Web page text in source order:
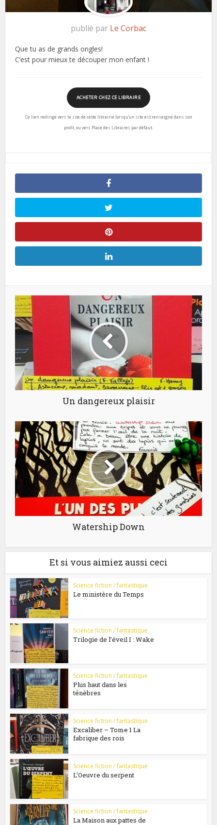
publié par Le Corbac
Que tu as de grands ongles!
C’est pour mieux te découper mon enfant !
ACHETER CHEZ CE LIBRAIRE
Ce lien redirige vers le site de cette librairie lorsqu’un site est renseigné dans son
profil, ou vers Place des Libraires par défaut.
Un dangereux plaisir
Watership Down
Et si vous aimiez aussi ceci
Science fiction / fantastique
Le ministère du Temps
Science fiction / fantastique
Trilogie de l’éveil I : Wake
Science fiction / fantastique
Plus haut dans les
ténèbres
Science fiction / fantastique
Excaliber – Tome 1 La
fabrique des rois
Science fiction / fantastique
L’Oeuvre du serpent
Science fiction / fantastique
La Maison aux pattes de